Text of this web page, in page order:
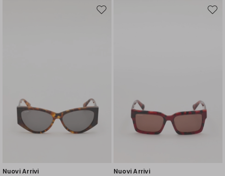
Sposta
Nuovi Arrivi
Nuovi Arrivi